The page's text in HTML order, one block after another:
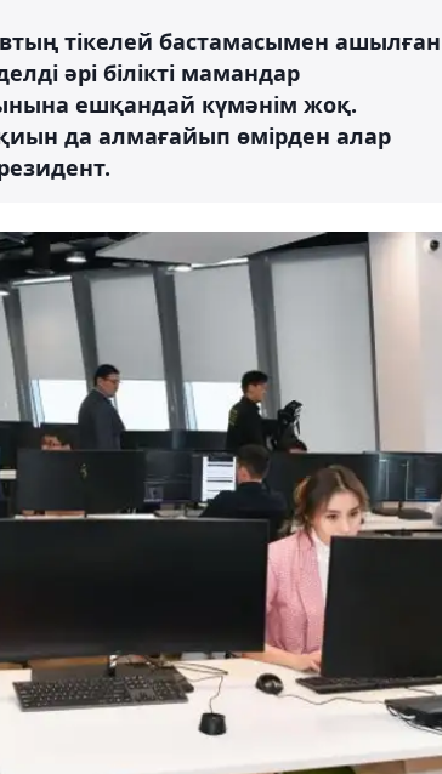
тікелей бастамасымен
әрі білікті мамандар
ешқандай күмәнім жоқ.
да алмағайып өмірден алар